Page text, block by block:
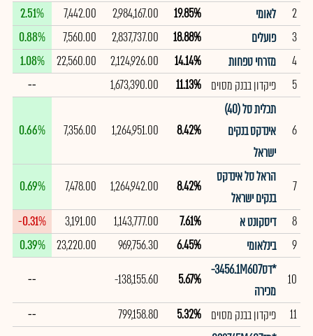
2
לאומי 19.85%
2,984,167.00
7,442.00
2.51%
3
פועלים 18.88%
2,837,737.00
7,560.00
0.88%
4
מזרחי טפחות 14.14%
2,124,926.00
22,560.00
1.08%
5
פיקדון בבנק מסוים 11.13%
1,673,390.00
--
6
תכלית סל (40)
אינדקס בנקים
ישראל
8.42%
1,264,951.00
7,356.00
0.66%
7
הראל סל אינדקס
בנקים ישראל
8.42%
1,264,942.00
7,478.00
0.69%
8
דיסקונט א 7.61%
1,143,777.00
3,191.00
-0.31%
9
בינלאומי 6.45%
969,756.30
23,220.00
0.39%
10
*דס3456.1M607-
מכירה
5.67%
-138,155.60
--
11
פיקדון בבנק מסוים 5.32%
799,158.80
--